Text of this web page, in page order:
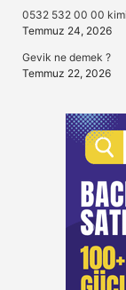
0532 532 00 00
Temmuz 24, 2026
Gevik ne demek ?
Temmuz 22, 2026